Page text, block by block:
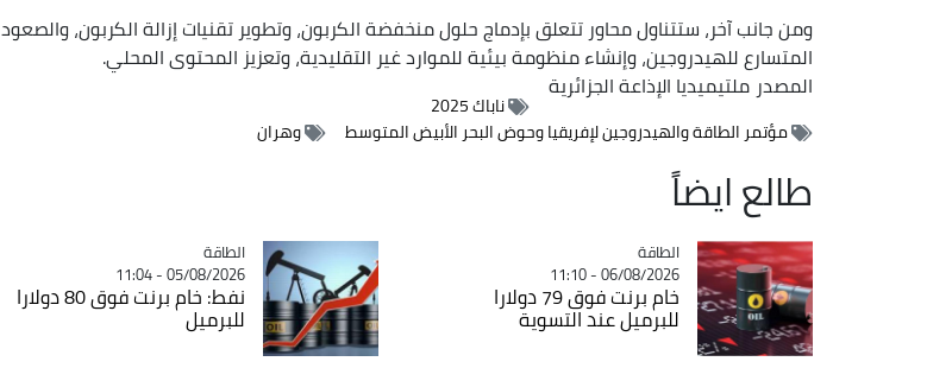
ومن جانب آخر، ستتناول محاور تتعلق بإدماج حلول منخفضة الكربون، وتطوير تقنيات إزالة الكربون، والصعود
المتسارع للهيدروجين، وإنشاء منظومة بيئية للموارد غير التقليدية، وتعزيز المحتوى المحلي.
المصدر ملتيميديا الإذاعة الجزائرية
ناباك 2025
مؤتمر الطاقة والهيدروجين لإفريقيا وحوض البحر الأبيض المتوسط
وهران
طالع ايضاً
Catégorie
الطاقة
06/08/2026 - 11:10
خام برنت فوق 79 دولارا
للبرميل عند التسوية
Catégorie
الطاقة
05/08/2026 - 11:04
نفط: خام برنت فوق 80 دولارا
للبرميل